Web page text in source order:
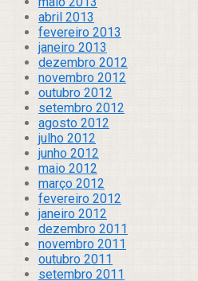
abril 2013
fevereiro 2013
janeiro 2013
dezembro 2012
novembro 2012
outubro 2012
setembro 2012
agosto 2012
julho 2012
junho 2012
maio 2012
março 2012
fevereiro 2012
janeiro 2012
dezembro 2011
novembro 2011
outubro 2011
setembro 2011